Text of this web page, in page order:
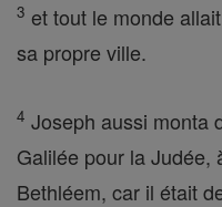
3 et tout le monde
sa propre ville.
4 Joseph aussi monta
Galilée pour la Judée,
Bethléem, car il était